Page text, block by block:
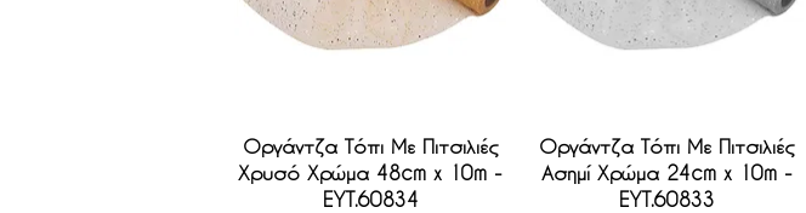
Γρήγορη προβολή
Οργάντζα Τόπι Με Πιτσιλιές
Χρυσό Χρώμα 48cm x 10m -
EYT.60834
Γρήγορη προβολή
Οργάντζα Τόπι Με Πιτσιλιές
Ασημί Χρώμα 24cm x 10m -
EYT.60833